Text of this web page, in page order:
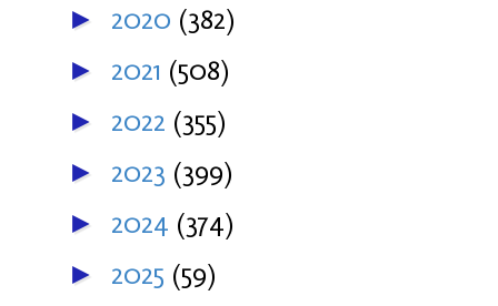
► 2020 (382)
► 2021 (508)
► 2022 (355)
► 2023 (399)
► 2024 (374)
► 2025 (59)